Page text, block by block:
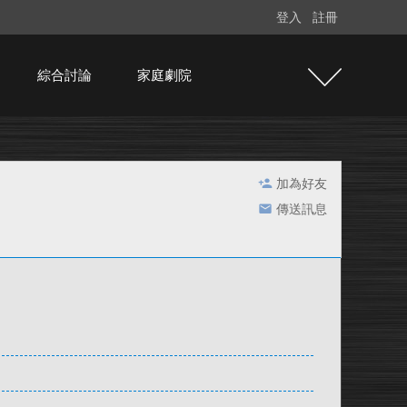
登入 註冊
綜合討論 家庭劇院
加為好友
傳送訊息